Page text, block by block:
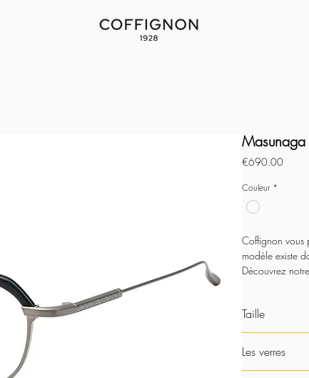
Masunaga
€690.00Price
Couleur *
Coffignon vous
modèle existe
Découvrez
Taille
Les verres